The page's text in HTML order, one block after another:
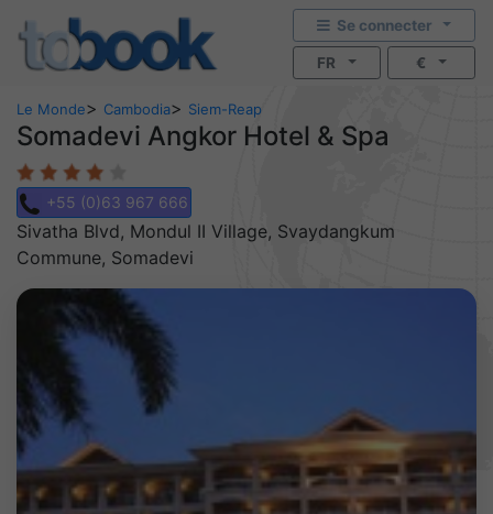
Se connecter
FR €
Le Monde> Cambodia> Siem-Reap
Somadevi Angkor Hotel & Spa
+55 (0)63 967 666
Sivatha Blvd, Mondul II Village, Svaydangkum
Commune, Somadevi